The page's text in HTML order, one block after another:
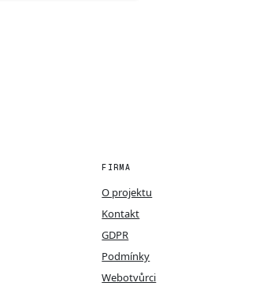
FIRMA
O projektu
Kontakt
GDPR
Podmínky
Webotvůrci